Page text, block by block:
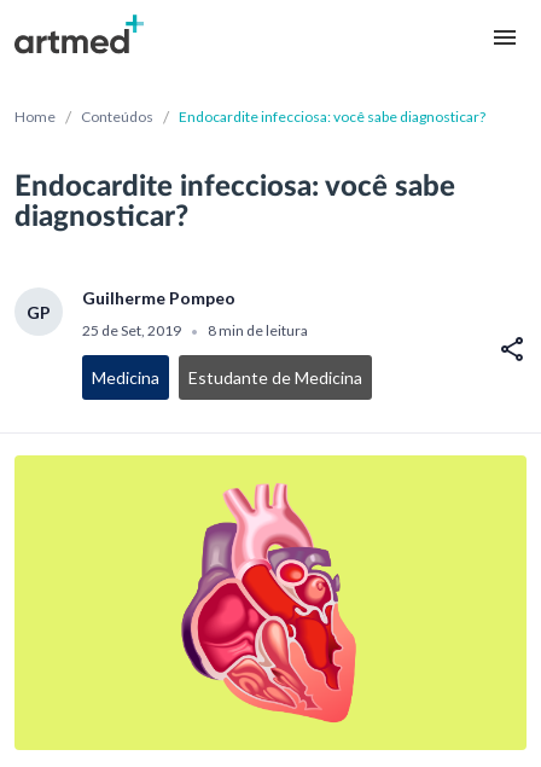
Home / Conteúdos / Endocardite infecciosa: você sabe diagnosticar?
Endocardite infecciosa: você sabe
diagnosticar?
GP
Guilherme Pompeo
25 de Set, 2019 • 8 min de leitura
Medicina Estudante de Medicina